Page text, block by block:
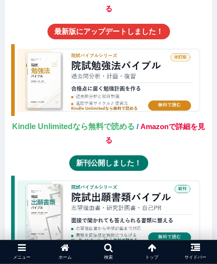
る
最新版にアップデートしました！
Kindle Unlimitedなら無料で読める / Amazonで詳細を見
る
新刊公開しました！
Kindle Unlimitedなら無料で読める Amazonで詳細を見
メニュー ホーム 検索 トップ サイドバー